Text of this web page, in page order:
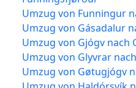
Umzug von Funningur
Umzug von Gásadalur
Umzug von Gjógv nach
Umzug von Glyvrar
Umzug von Gøtugjógv